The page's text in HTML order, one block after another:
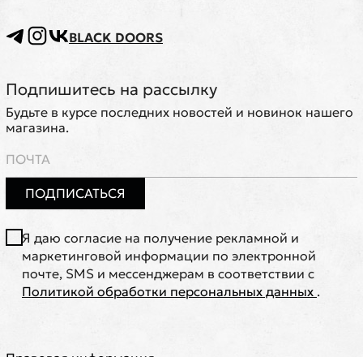
BLACK DOORS
Подпишитесь на рассылку
Будьте в курсе последних новостей и новинок нашего
магазина.
ПОДПИСАТЬСЯ
Я даю согласие на получение рекламной и
маркетинговой информации по электронной
почте, SMS и мессенджерам в соответствии с
Политикой обработки персональных данных .